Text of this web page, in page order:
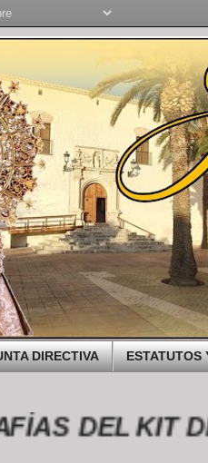
DIRECTIVA ESTATUTOS
KIT DE LA